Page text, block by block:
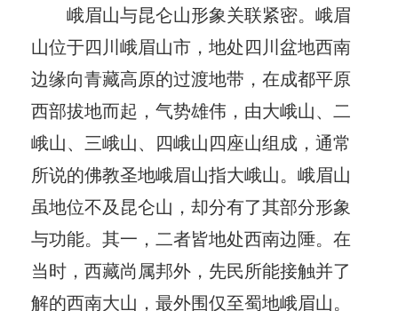
峨眉山与昆仑山形象关联紧密。峨眉
山位于四川峨眉山市，地处四川盆地西南
边缘向青藏高原的过渡地带，在成都平原
西部拔地而起，气势雄伟，由大峨山、二
峨山、三峨山、四峨山四座山组成，通常
所说的佛教圣地峨眉山指大峨山。峨眉山
虽地位不及昆仑山，却分有了其部分形象
与功能。其一，二者皆地处西南边陲。在
当时，西藏尚属邦外，先民所能接触并了
解的西南大山，最外围仅至蜀地峨眉山。